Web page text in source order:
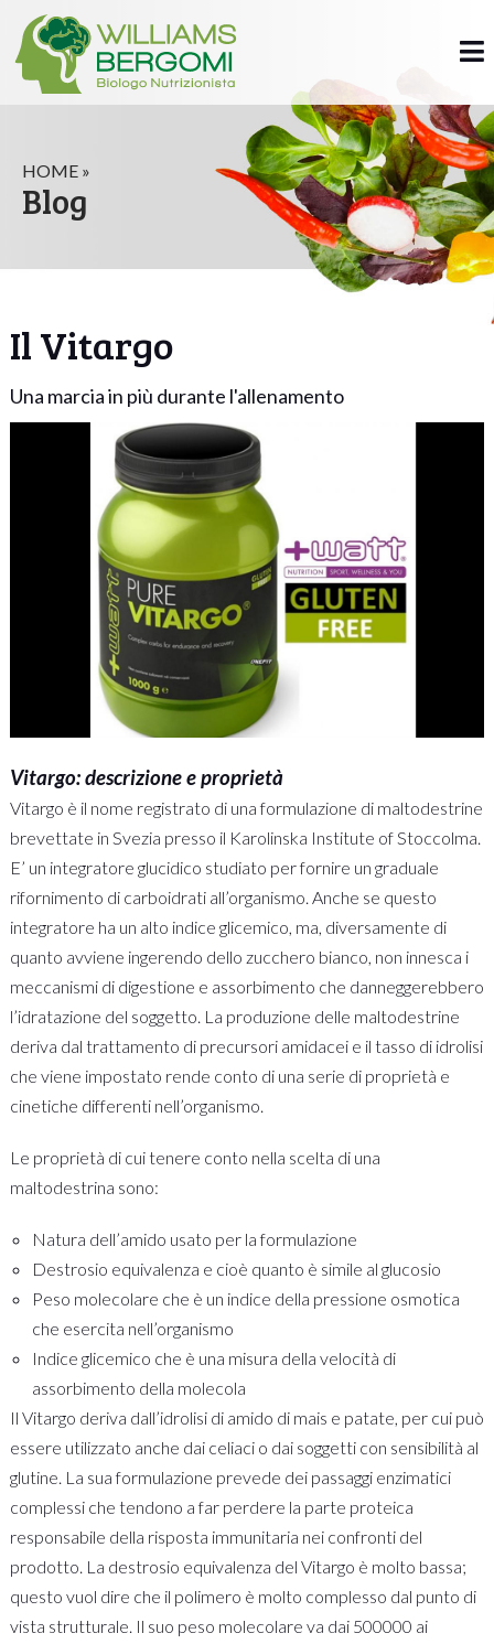
HOME »
Blog
Il Vitargo
Una marcia in più durante l'allenamento
Vitargo: descrizione e proprietà
Vitargo è il nome registrato di una formulazione di maltodestrine
brevettate in Svezia presso il Karolinska Institute of Stoccolma.
E’ un integratore glucidico studiato per fornire un graduale
rifornimento di carboidrati all’organismo. Anche se questo
integratore ha un alto indice glicemico, ma, diversamente di
quanto avviene ingerendo dello zucchero bianco, non innesca i
meccanismi di digestione e assorbimento che danneggerebbero
l’idratazione del soggetto. La produzione delle maltodestrine
deriva dal trattamento di precursori amidacei e il tasso di idrolisi
che viene impostato rende conto di una serie di proprietà e
cinetiche differenti nell’organismo.
Le proprietà di cui tenere conto nella scelta di una
maltodestrina sono:
Natura dell’amido usato per la formulazione
Destrosio equivalenza e cioè quanto è simile al glucosio
Peso molecolare che è un indice della pressione osmotica
che esercita nell’organismo
Indice glicemico che è una misura della velocità di
assorbimento della molecola
Il Vitargo deriva dall’idrolisi di amido di mais e patate, per cui può
essere utilizzato anche dai celiaci o dai soggetti con sensibilità al
glutine. La sua formulazione prevede dei passaggi enzimatici
complessi che tendono a far perdere la parte proteica
responsabile della risposta immunitaria nei confronti del
prodotto. La destrosio equivalenza del Vitargo è molto bassa;
questo vuol dire che il polimero è molto complesso dal punto di
vista strutturale. Il suo peso molecolare va dai 500000 ai